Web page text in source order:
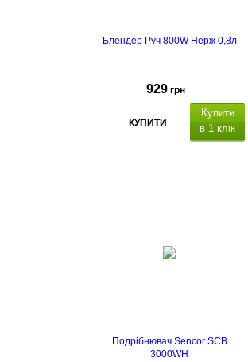
Блендер Руч 800W Нерж 0,8л
929 грн
КУПИТИ
Купити
в 1 клік
Подрібнювач Sencor SCB
3000WH